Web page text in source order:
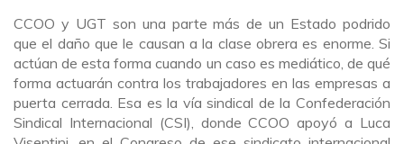
CCOO y UGT son una parte más de un Estado podrido
que el daño que le causan a la clase obrera es enorme. Si
actúan de esta forma cuando un caso es mediático, de qué
forma actuarán contra los trabajadores en las empresas a
puerta cerrada. Esa es la vía sindical de la Confederación
Sindical Internacional (CSI), donde CCOO apoyó a Luca